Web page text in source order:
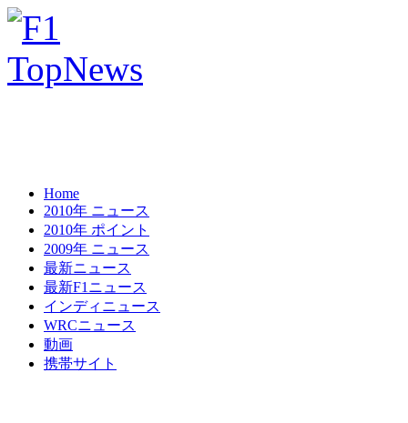
Home
2010年 ニュース
2010年 ポイント
2009年 ニュース
最新ニュース
最新F1ニュース
インディニュース
WRCニュース
動画
携帯サイト